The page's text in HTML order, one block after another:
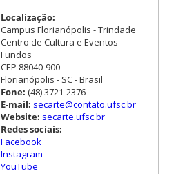
Localização:
Campus Florianópolis - Trindade
Centro de Cultura e Eventos -
Fundos
CEP 88040-900
Florianópolis - SC - Brasil
Fone: (48) 3721-2376
E-mail: secarte@contato.ufsc.br
Website: secarte.ufsc.br
Redes sociais:
Facebook
Instagram
YouTube